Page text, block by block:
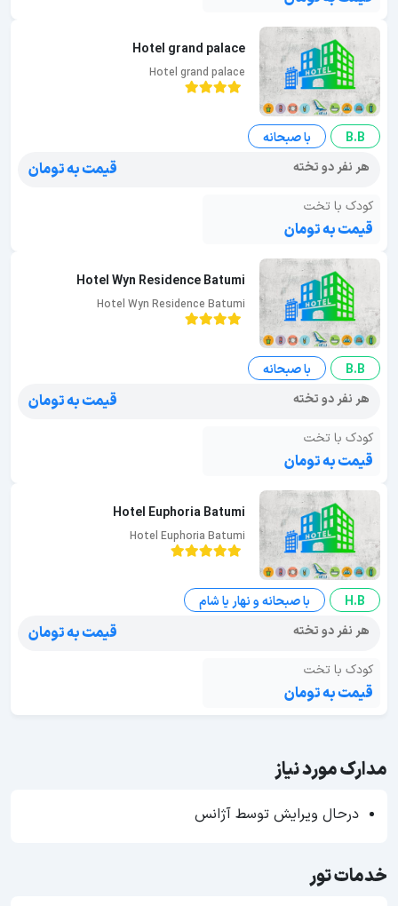
Hotel grand palace
Hotel grand palace
B.B
با صبحانه
هر نفر دو تخته
قیمت به تومان
کودک با تخت
قیمت به تومان
Hotel Wyn Residence Batumi
Hotel Wyn Residence Batumi
B.B
با صبحانه
هر نفر دو تخته
قیمت به تومان
کودک با تخت
قیمت به تومان
Hotel Euphoria Batumi
Hotel Euphoria Batumi
H.B
با صبحانه و نهار یا شام
هر نفر دو تخته
قیمت به تومان
کودک با تخت
قیمت به تومان
مدارک مورد نیاز
درحال ویرایش توسط آژانس
خدمات تور